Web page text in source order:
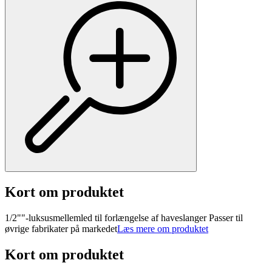
Kort om produktet
1/2""-luksusmellemled til forlængelse af haveslanger Passer til
øvrige fabrikater på markedetLæs mere om produktet
Kort om produktet